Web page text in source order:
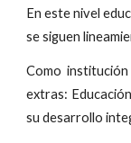
En este nivel
se siguen
Como
extras:
su desarrollo